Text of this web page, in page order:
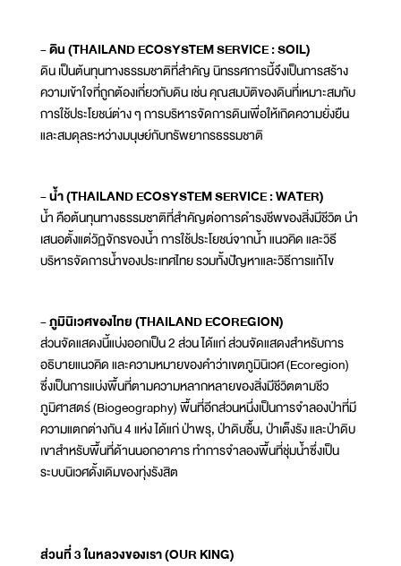
- ดิน (THAILAND ECOSYSTEM SERVICE : SOIL)
ดิน เป็นต้นทุนทางธรรมชาติที่สำคัญ นิทรรศการนี้จึงเป็นการสร้าง
ความเข้าใจที่ถูกต้องเกี่ยวกับดิน เช่น คุณสมบัติของดินที่เหมาะสมกับ
การใช้ประโยชน์ต่าง ๆ การบริหารจัดการดินเพื่อให้เกิดความยั่งยืน
และสมดุลระหว่างมนุษย์กับทรัพยากรธรรมชาติ
- น้ำ (THAILAND ECOSYSTEM SERVICE : WATER)
น้ำ คือต้นทุนทางธรรมชาติที่สำคัญต่อการดำรงชีพของสิ่งมีชีวิต นำ
เสนอตั้งแต่วัฏจักรของน้ำ การใช้ประโยชน์จากน้ำ แนวคิด และวิธี
บริหารจัดการน้ำของประเทศไทย รวมทั้งปัญหาและวิธีการแก้ไข
- ภูมินิเวศของไทย (THAILAND ECOREGION)
ส่วนจัดแสดงนี้แบ่งออกเป็น 2 ส่วน ได้แก่ ส่วนจัดแสดงสำหรับการ
อธิบายแนวคิด และความหมายของคำว่าเขตภูมินิเวศ (Ecoregion)
ซึ่งเป็นการแบ่งพื้นที่ตามความหลากหลายของสิ่งมีชีวิตตามชีว
ภูมิศาสตร์ (Biogeography) พื้นที่อีกส่วนหนึ่งเป็นการจำลองป่าที่มี
ความแตกต่างกัน 4 แห่ง ได้แก่ ป่าพรุ, ป่าดิบชื้น, ป่าเต็งรัง และป่าดิบ
เขาสำหรับพื้นที่ด้านนอกอาคาร ทำการจำลองพื้นที่ชุ่มน้ำซึ่งเป็น
ระบบนิเวศดั้งเดิมของทุ่งรังสิต
ส่วนที่ 3 ในหลวงของเรา (OUR KING)